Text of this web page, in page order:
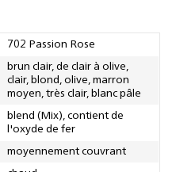
702 Passion Rose
brun clair, de clair à olive,
clair, blond, olive, marron
moyen, très clair, blanc pâle
blend (Mix), contient de
l'oxyde de fer
moyennement couvrant